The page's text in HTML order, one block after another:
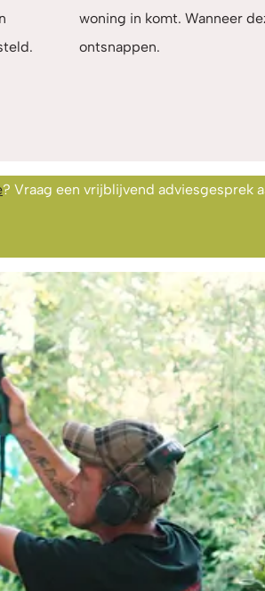
woning in komt. Wanneer
ontsnappen.
? Vraag een vrijblijvend adviesgesprek